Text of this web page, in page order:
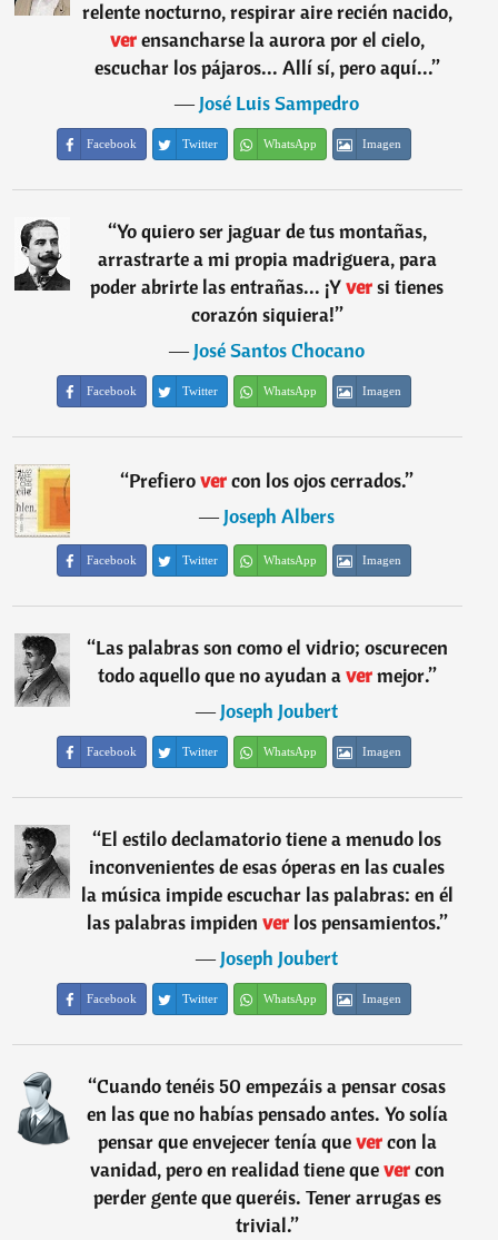
relente nocturno, respirar aire recién nacido,
verensancharse la aurora por el cielo,
escuchar los pájaros... Allí sí, pero aquí...”
―José Luis Sampedro
Facebook Twitter WhatsApp Imagen
“Yo quiero ser jaguar de tus montañas,
arrastrarte a mi propia madriguera, para
poder abrirte las entrañas... ¡Yversi tienes
corazón siquiera!”
―José Santos Chocano
Facebook Twitter WhatsApp Imagen
“Prefierovercon los ojos cerrados.”
―Joseph Albers
Facebook Twitter WhatsApp Imagen
“Las palabras son como el vidrio; oscurecen
todo aquello que no ayudan avermejor.”
―Joseph Joubert
Facebook Twitter WhatsApp Imagen
“El estilo declamatorio tiene a menudo los
inconvenientes de esas óperas en las cuales
la música impide escuchar las palabras: en él
las palabras impiden ver los pensamientos.”
―Joseph Joubert
Facebook Twitter WhatsApp Imagen
“Cuando tenéis 50 empezáis a pensar cosas
en las que no habías pensado antes. Yo solía
pensar que envejecer tenía quevercon la
vanidad, pero en realidad tiene quevercon
perder gente que queréis. Tener arrugas es
trivial.”